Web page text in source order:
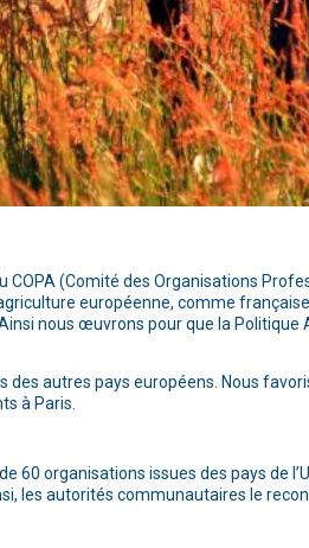
COPA (Comité des Organisations
européenne, comme
nous œuvrons pour que la
autres pays européens. Nous
à Paris.
60 organisations issues des pays de
les autorités communautaires le